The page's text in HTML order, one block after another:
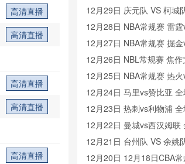
高清直播
高清直播
高清直播
高清直播
高清直播
12月29日 庆元队 VS 柯城
12月28日 NBA常规赛 雷
12月27日 NBA常规赛 掘
12月26日 NBL常规赛 焦
像
12月25日 NBA常规赛 热
12月24日 马里vs赞比亚
12月23日 热刺vs利物浦
12月22日 曼城vs西汉姆联
12月21日 台州队 VS 余姚
12月20日 12月18日CBA